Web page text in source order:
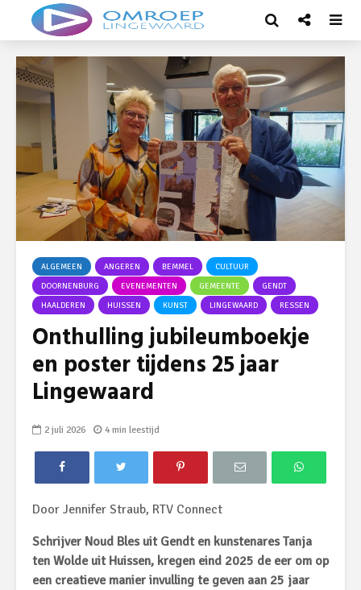
ALGEMEEN ANGEREN BEMMEL
CULTUUR
DOORNENBURG
EVENEMENTEN GEMEENTE
GENDT
HAALDEREN
HUISSEN KUNST LINGEWAARD RESSEN
Onthulling jubileumboekje
en poster tijdens 25 jaar
Lingewaard
2 juli 2026 4 min leestijd
Door Jennifer Straub, RTV Connect
Schrijver Noud Bles uit Gendt en kunstenares Tanja
ten Wolde uit Huissen, kregen eind 2025 de eer om op
een creatieve manier invulling te geven aan 25 jaar